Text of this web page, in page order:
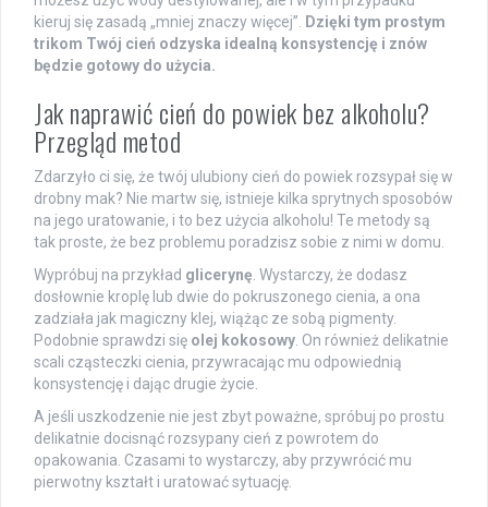
kieruj się zasadą „mniej znaczy więcej”.
Dzięki tym prostym
trikom Twój cień odzyska idealną konsystencję i znów
będzie gotowy do użycia.
Jak naprawić cień do powiek bez alkoholu?
Przegląd metod
Zdarzyło ci się, że twój ulubiony cień do powiek rozsypał się w
drobny mak? Nie martw się, istnieje kilka sprytnych sposobów
na jego uratowanie, i to bez użycia alkoholu! Te metody są
tak proste, że bez problemu poradzisz sobie z nimi w domu.
Wypróbuj na przykład glicerynę . Wystarczy, że dodasz
dosłownie kroplę lub dwie do pokruszonego cienia, a ona
zadziała jak magiczny klej, wiążąc ze sobą pigmenty.
Podobnie sprawdzi się olej kokosowy . On również delikatnie
scali cząsteczki cienia, przywracając mu odpowiednią
konsystencję i dając drugie życie.
A jeśli uszkodzenie nie jest zbyt poważne, spróbuj po prostu
delikatnie docisnąć rozsypany cień z powrotem do
opakowania. Czasami to wystarczy, aby przywrócić mu
pierwotny kształt i uratować sytuację.